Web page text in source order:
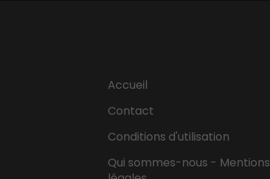
Accueil
Contact
Conditions d'utilisation
Qui sommes-nous - Mentions